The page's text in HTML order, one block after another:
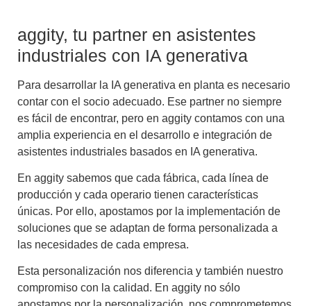
aggity, tu partner en asistentes
industriales con IA generativa
Para desarrollar la IA generativa en planta es necesario
contar con el socio adecuado. Ese partner no siempre
es fácil de encontrar, pero en aggity contamos con una
amplia experiencia en el desarrollo e integración de
asistentes industriales basados en IA generativa.
En aggity sabemos que cada fábrica, cada línea de
producción y cada operario tienen características
únicas. Por ello, apostamos por la implementación de
soluciones que se adaptan de forma personalizada a
las necesidades de cada empresa.
Esta personalización nos diferencia y también nuestro
compromiso con la calidad. En aggity no sólo